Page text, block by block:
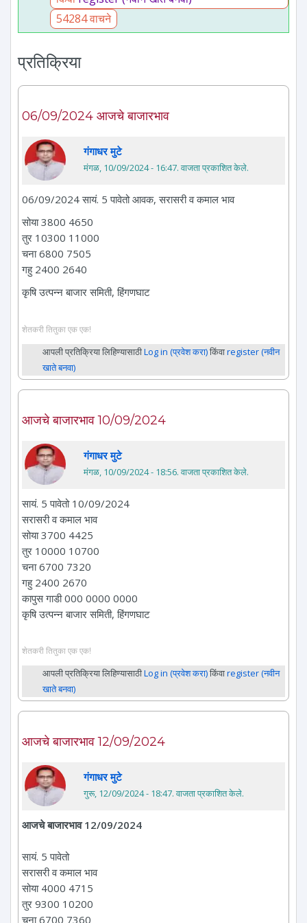
54284 वाचने
प्रतिक्रिया
06/09/2024 आजचे बाजारभाव
गंगाधर मुटे
मंगळ, 10/09/2024 - 16:47. वाजता प्रकाशित केले.
06/09/2024 सायं. 5 पावेतो आवक, सरासरी व कमाल भाव
सोया 3800 4650
तुर 10300 11000
चना 6800 7505
गहु 2400 2640
कृषि उत्पन्न बाजार समिती, हिंगणघाट
शेतकरी तितुका एक एक!
आपली प्रतिक्रिया लिहिण्यासाठीLog in (प्रवेश करा)किंवाregister (नवीन
खाते बनवा)
आजचे बाजारभाव 10/09/2024
गंगाधर मुटे
मंगळ, 10/09/2024 - 18:56. वाजता प्रकाशित केले.
सायं. 5 पावेतो 10/09/2024
सरासरी व कमाल भाव
सोया 3700 4425
तुर 10000 10700
चना 6700 7320
गहु 2400 2670
कापुस गाडी 000 0000 0000
कृषि उत्पन्न बाजार समिती, हिंगणघाट
शेतकरी तितुका एक एक!
आपली प्रतिक्रिया लिहिण्यासाठीLog in (प्रवेश करा)किंवाregister (नवीन
खाते बनवा)
आजचे बाजारभाव 12/09/2024
गंगाधर मुटे
गुरू, 12/09/2024 - 18:47. वाजता प्रकाशित केले.
आजचे बाजारभाव 12/09/2024
सायं. 5 पावेतो
सरासरी व कमाल भाव
सोया 4000 4715
तुर 9300 10200
चना 6700 7360